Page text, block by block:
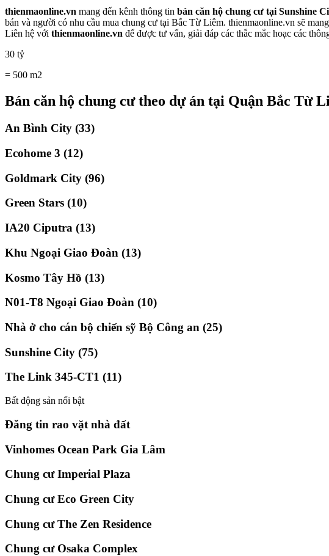
thienmaonline.vn mang đến kênh thông tin bán căn hộ chung cư tại Sunshine
bán và người có nhu cầu mua chung cư tại Bắc Từ Liêm. thienmaonline.vn sẽ
Liên hệ với thienmaonline.vn để được tư vấn, giải đáp các thắc mắc hoạc các
30 tỷ
= 500 m2
Bán căn hộ chung cư theo dự án tại Quận Bắc Từ
An Bình City (33)
Ecohome 3 (12)
Goldmark City (96)
Green Stars (10)
IA20 Ciputra (13)
Khu Ngoại Giao Đoàn (13)
Kosmo Tây Hồ (13)
N01-T8 Ngoại Giao Đoàn (10)
Nhà ở cho cán bộ chiến sỹ Bộ Công an (25)
Sunshine City (75)
The Link 345-CT1 (11)
Bất động sản nổi bật
Đăng tin rao vặt nhà đất
Vinhomes Ocean Park Gia Lâm
Chung cư Imperial Plaza
Chung cư Eco Green City
Chung cư The Zen Residence
Chung cư Osaka Complex